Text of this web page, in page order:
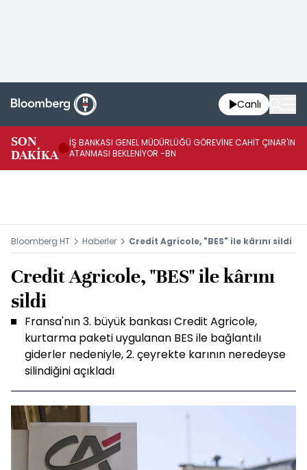
Canlı
SON
DAKİKA
İŞ BANKASI GENEL MÜDÜRLÜĞÜ GÖREVİNE CAHİT ÇINAR'IN
ATANMASI BEKLENİYOR -BN
Bloomberg HT Haberler Credit Agricole, "BES" ile kârını sildi
Credit Agricole, "BES" ile kârını
sildi
Fransa'nın 3. büyük bankası Credit Agricole,
kurtarma paketi uygulanan BES ile bağlantılı
giderler nedeniyle, 2. çeyrekte karının neredeyse
silindiğini açıkladı